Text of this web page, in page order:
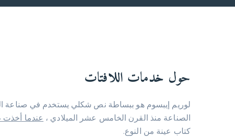
حول خدمات اللافتات
لوريم إيبسوم هو ببساطة نص شكلي يستخدم في صناعة
الصناعة منذ القرن الخامس عشر الميلادي ، عندما أخذت
كتاب عينة من النوع.